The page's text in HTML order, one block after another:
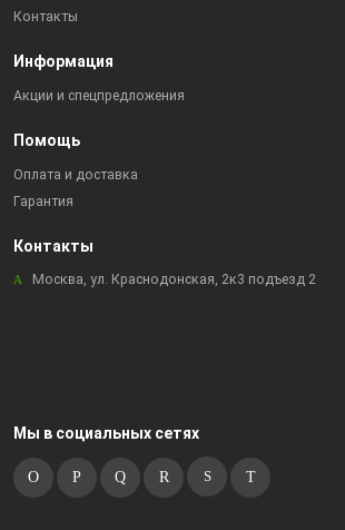
Контакты
Информация
Акции и спецпредложения
Помощь
Оплата и доставка
Гарантия
Контакты
Москва, ул. Краснодонская, 2к3 подъезд 2
Мы в социальных сетях